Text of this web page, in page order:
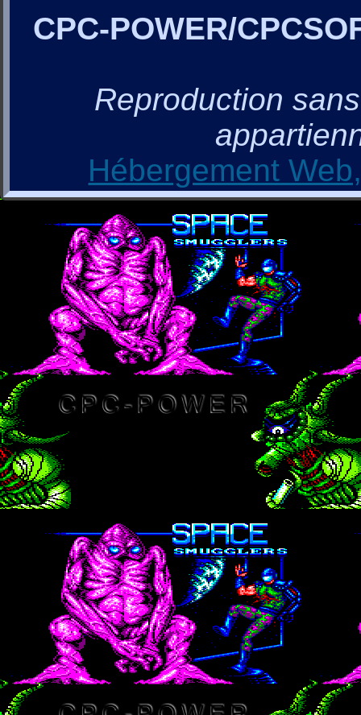
CPC-POWER/
Reproduction
Hébergement